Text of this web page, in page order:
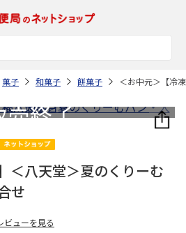
菓子 和菓子 餅菓子 ＜お中元＞【冷
＜八天堂＞夏のくりーむ
せ
ビューを見る